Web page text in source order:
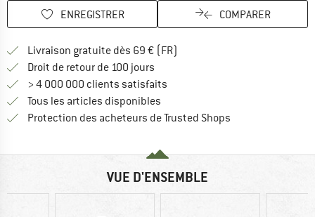
ENREGISTRER COMPARER
Livraison gratuite dès 69 € (FR)
Droit de retour de 100 jours
> 4 000 000 clients satisfaits
Tous les articles disponibles
Protection des acheteurs de Trusted Shops
VUE D'ENSEMBLE